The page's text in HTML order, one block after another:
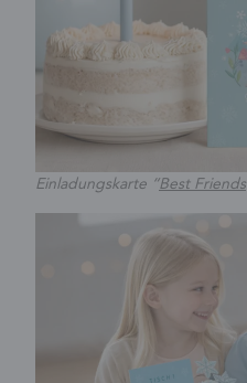
Einladungskarte “Best Friends